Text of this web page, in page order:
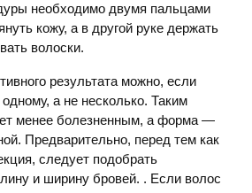
необходимо двумя пальцами
кожу, а в другой руке держать
волоски.
результата можно, если
а не несколько. Таким
менее болезненным, а форма —
Предварительно, перед тем как
следует подобрать
и ширину бровей. . Если волос